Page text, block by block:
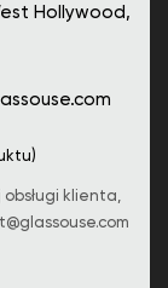
Hollywood,
klienta,